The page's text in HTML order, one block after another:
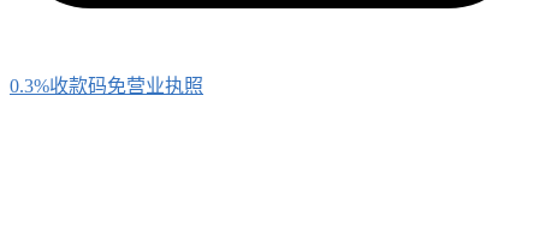
0.3%收款码免营业执照